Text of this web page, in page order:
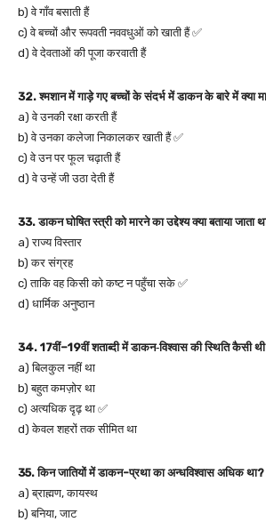
b) वे गाँव बसाती हैं
c) वे बच्चों और रूपवती नववधुओं को खाती हैं ✅
d) वे देवताओं की पूजा करवाती हैं
32. श्मशान में गाड़े गए बच्चों के संदर्भ में डाकन के बारे में क्या
a) वे उनकी रक्षा करती हैं
b) वे उनका कलेजा निकालकर खाती हैं ✅
c) वे उन पर फूल चढ़ाती हैं
d) वे उन्हें जी उठा देती हैं
33. डाकन घोषित स्त्री को मारने का उद्देश्य क्या बताया जाता
a) राज्य विस्तार
b) कर संग्रह
c) ताकि वह किसी को कष्ट न पहुँचा सके ✅
d) धार्मिक अनुष्ठान
34. 17वीं–19वीं शताब्दी में डाकन‑विश्वास की स्थिति कैसी
a) बिलकुल नहीं था
b) बहुत कमज़ोर था
c) अत्यधिक दृढ़ था ✅
d) केवल शहरों तक सीमित था
35. किन जातियों में डाकन-प्रथा का अन्धविश्वास अधिक था?
a) ब्राह्मण, कायस्थ
b) बनिया, जाट